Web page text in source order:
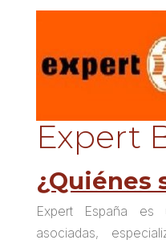
Expert
¿Quiénes
Expert España
asociadas,